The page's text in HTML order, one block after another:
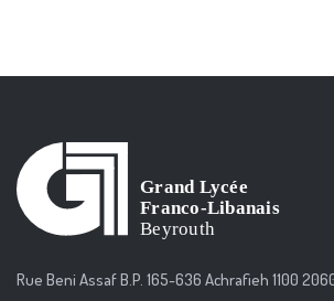
Rue Beni Assaf B.P. 165-636 Achrafieh 1100